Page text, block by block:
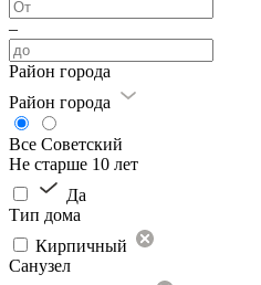
–
Район города
Район города
Все Советский
Не старше 10 лет
Да
Тип дома
Кирпичный
Санузел